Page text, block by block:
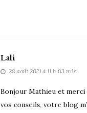
Lali
28 août 2021 à 11 h 03 min
Bonjour Mathieu et
vos conseils, votre blog